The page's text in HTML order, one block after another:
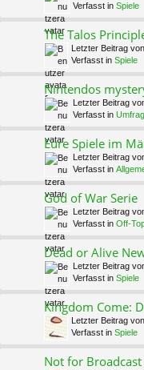
Verfasst in Spiele
The Talos
Letzter Beitrag von
Verfasst in Spiele
Nintendos
Letzter Beitrag
Verfasst in
Eure Spiele im
Letzter Beitrag
Verfasst in
God of War Serie
Letzter Beitrag
Verfasst in Off-
Dead or Alive
Letzter Beitrag
Verfasst in Spiele
Kingdom Come:
Letzter Beitrag von
Verfasst in Spiele
Not for Broadcast